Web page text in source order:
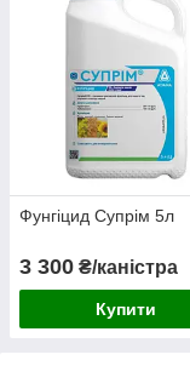
Фунгіцид Супрім 5л
3 300 ₴/каністра
Купити